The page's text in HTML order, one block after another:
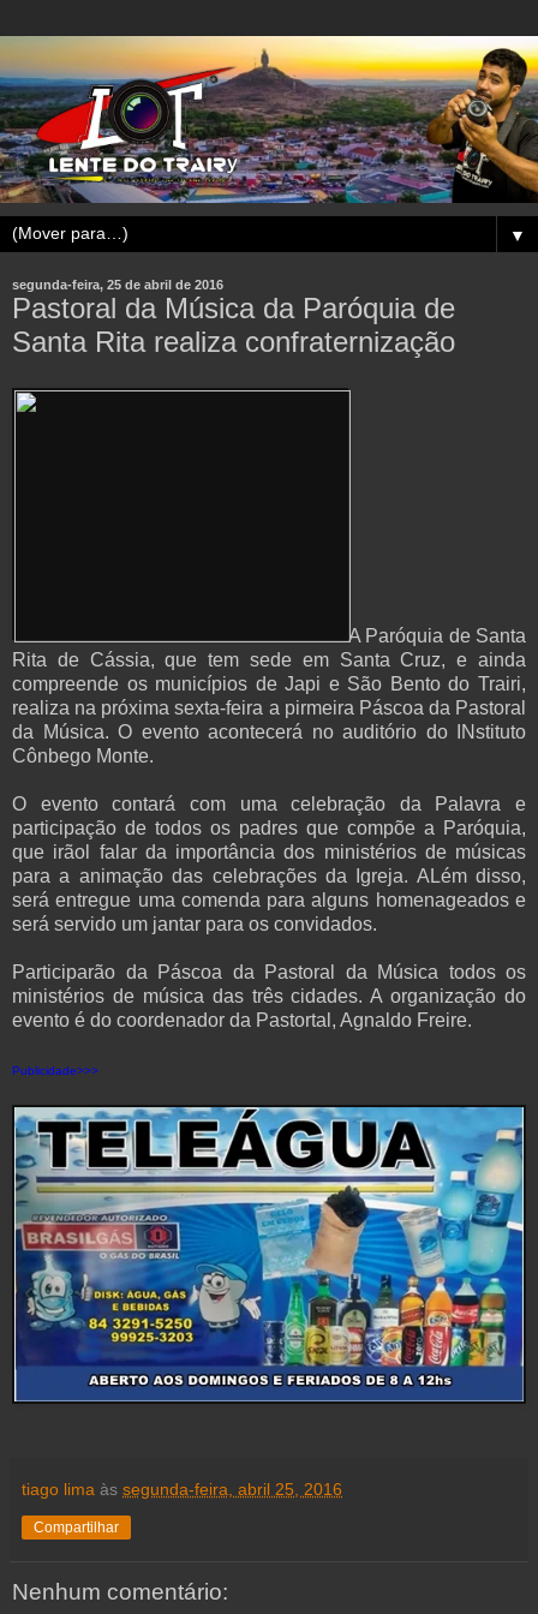
▼
segunda-feira, 25 de abril de 2016
Pastoral da Música da Paróquia de
Santa Rita realiza confraternização
A Paróquia de Santa
Rita de Cássia, que tem sede em Santa Cruz, e ainda
compreende os municípios de Japi e São Bento do Trairi,
realiza na próxima sexta-feira a pirmeira Páscoa da Pastoral
da Música. O evento acontecerá no auditório do INstituto
Cônbego Monte.
O evento contará com uma celebração da Palavra e
participação de todos os padres que compõe a Paróquia,
que irãol falar da importância dos ministérios de músicas
para a animação das celebrações da Igreja. ALém disso,
será entregue uma comenda para alguns homenageados e
será servido um jantar para os convidados.
Participarão da Páscoa da Pastoral da Música todos os
ministérios de música das três cidades. A organização do
evento é do coordenador da Pastortal, Agnaldo Freire.
Publicidade>>>
tiago lima às segunda-feira, abril 25, 2016
Compartilhar
Nenhum comentário: